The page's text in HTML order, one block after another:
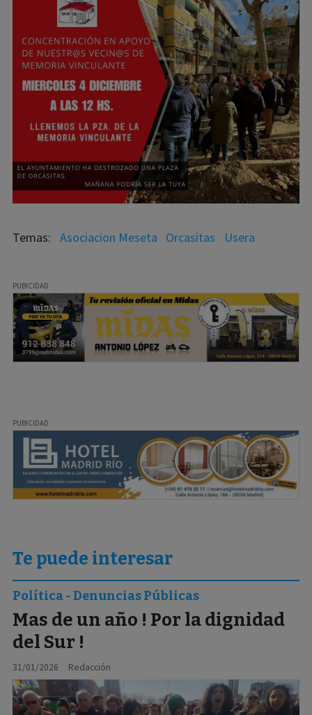
Asociacion Meseta Orcasitas Usera
Te puede interesar
Mas de un año ! Por la dignidad
del Sur !
Redacción
Política - Denuncias Públicas
31/01/2026